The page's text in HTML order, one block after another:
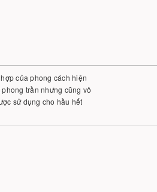
của phong cách hiện
trần nhưng cũng vô
sử dụng cho hầu hết